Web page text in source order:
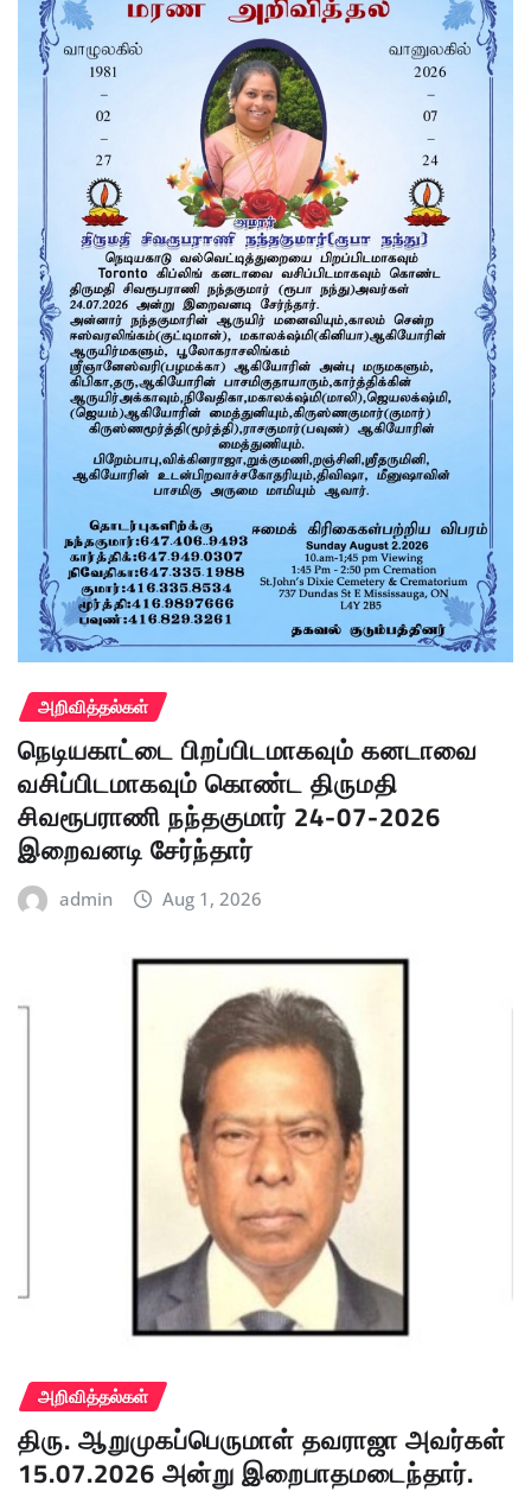
அறிவித்தல்கள்
நெடியகாட்டை பிறப்பிடமாகவும் கனடாவை
வசிப்பிடமாகவும் கொண்ட திருமதி
சிவரூபராணி நந்தகுமார் 24-07-2026
இறைவனடி சேர்ந்தார்
admin Aug 1, 2026
அறிவித்தல்கள்
திரு. ஆறுமுகப்பெருமாள் தவராஜா அவர்கள்
15.07.2026 அன்று இறைபாதமடைந்தார்.